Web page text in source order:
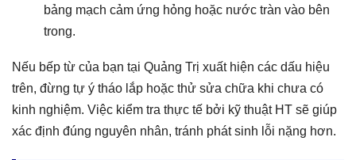
bảng mạch cảm ứng hỏng hoặc nước tràn vào bên
trong.
Nếu bếp từ của bạn tại Quảng Trị xuất hiện các dấu hiệu
trên, đừng tự ý tháo lắp hoặc thử sửa chữa khi chưa có
kinh nghiệm. Việc kiểm tra thực tế bởi kỹ thuật HT sẽ giúp
xác định đúng nguyên nhân, tránh phát sinh lỗi nặng hơn.